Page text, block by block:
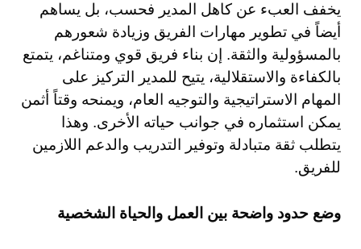
يخفف العبء عن كاهل المدير فحسب، بل يساهم
أيضاً في تطوير مهارات الفريق وزيادة شعورهم
بالمسؤولية والثقة. إن بناء فريق قوي ومتناغم، يتمتع
بالكفاءة والاستقلالية، يتيح للمدير التركيز على
المهام الاستراتيجية والتوجيه العام، ويمنحه وقتاً أثمن
يمكن استثماره في جوانب حياته الأخرى. وهذا
يتطلب ثقة متبادلة وتوفير التدريب والدعم اللازمين
للفريق.
وضع حدود واضحة بين العمل والحياة الشخصية